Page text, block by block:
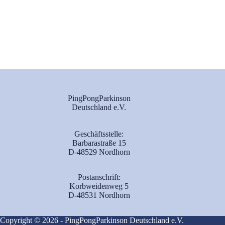
PingPongParkinson
Deutschland e.V.
Geschäftsstelle:
Barbarastraße 15
D-48529 Nordhorn
Postanschrift:
Korbweidenweg 5
D-48531 Nordhorn
Copyright © 2026 - PingPongParkinson Deutschland e.V.